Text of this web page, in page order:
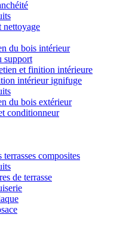
nettoyage
du bois intérieur
support
et finition intérieure
intérieur ignifuge
du bois extérieur
conditionneur
terrasses composites
de terrasse